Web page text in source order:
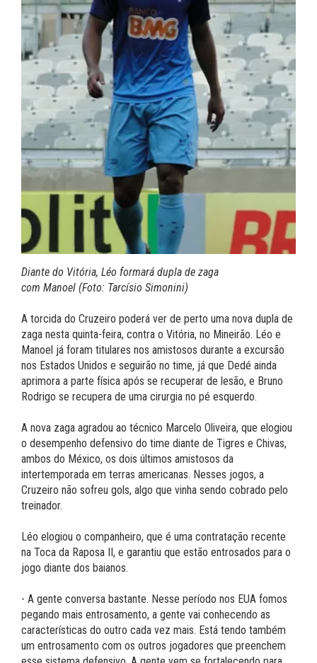
Diante do Vitória, Léo formará dupla de zaga
com Manoel (Foto: Tarcísio Simonini)
A torcida do Cruzeiro poderá ver de perto uma nova dupla de
zaga nesta quinta-feira, contra o Vitória, no Mineirão. Léo e
Manoel já foram titulares nos amistosos durante a excursão
nos Estados Unidos e seguirão no time, já que Dedé ainda
aprimora a parte física após se recuperar de lesão, e Bruno
Rodrigo se recupera de uma cirurgia no pé esquerdo.
A nova zaga agradou ao técnico Marcelo Oliveira, que elogiou
o desempenho defensivo do time diante de Tigres e Chivas,
ambos do México, os dois últimos amistosos da
intertemporada em terras americanas. Nesses jogos, a
Cruzeiro não sofreu gols, algo que vinha sendo cobrado pelo
treinador.
Léo elogiou o companheiro, que é uma contratação recente
na Toca da Raposa II, e garantiu que estão entrosados para o
jogo diante dos baianos.
- A gente conversa bastante. Nesse período nos EUA fomos
pegando mais entrosamento, a gente vai conhecendo as
características do outro cada vez mais. Está tendo também
um entrosamento com os outros jogadores que preenchem